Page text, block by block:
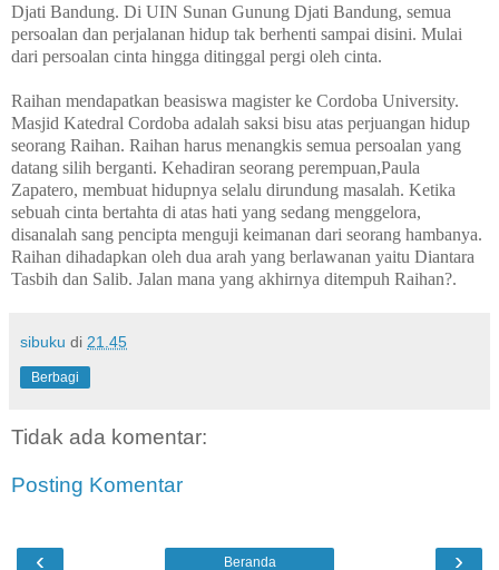
Djati Bandung. Di UIN Sunan Gunung Djati Bandung, semua
persoalan dan perjalanan hidup tak berhenti sampai disini. Mulai
dari persoalan cinta hingga ditinggal pergi oleh cinta.
Raihan mendapatkan beasiswa magister ke Cordoba University.
Masjid Katedral Cordoba adalah saksi bisu atas perjuangan hidup
seorang Raihan. Raihan harus menangkis semua persoalan yang
datang silih berganti. Kehadiran seorang perempuan,Paula
Zapatero, membuat hidupnya selalu dirundung masalah. Ketika
sebuah cinta bertahta di atas hati yang sedang menggelora,
disanalah sang pencipta menguji keimanan dari seorang hambanya.
Raihan dihadapkan oleh dua arah yang berlawanan yaitu Diantara
Tasbih dan Salib. Jalan mana yang akhirnya ditempuh Raihan?.
sibuku di 21.45
Berbagi
Tidak ada komentar:
Posting Komentar
‹ ›
Beranda